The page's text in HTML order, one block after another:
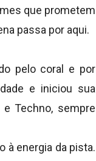
que prometem
passa por aqui.
pelo coral e por
e iniciou sua
Techno, sempre
à energia da pista.